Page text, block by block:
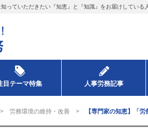
っていただきたい『知恵』と『知識』をお届けしている
目テーマ特集 人事労務記事
労務環境の維持・改善 【専門家の知恵】「